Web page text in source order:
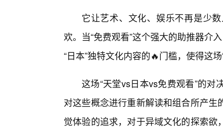
它让艺术、文化、娱乐不再是少
欢。当“免费观看”这个强大的助推器介
“日本”独特文化内容的🔥门槛，使得这
这场“天堂vs日本vs免费观看”的
对这些概念进行重新解读和组合所产
觉体验的追求，对于异域文化的探索